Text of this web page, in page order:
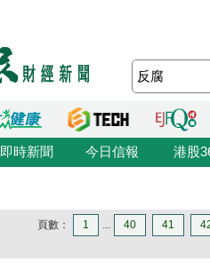
即時新聞 今日信報 港股
頁數： 1 ... 40 41